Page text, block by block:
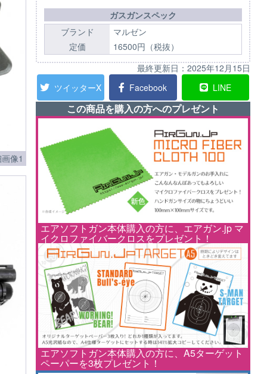
ガスガンスペック
ブランド
マルゼン
定価
16500円（税抜）
最終更新日： 2025年12月15日
ツイッターX
Facebook LINE
この商品を購入の方へのプレゼント
エアソフトガン本体購入の方に、エアガン.jp マ
イクロファイバークロスをプレゼント！
エアソフトガン本体購入の方に、A5ターゲット
ペーパーを3枚プレゼント！
像1